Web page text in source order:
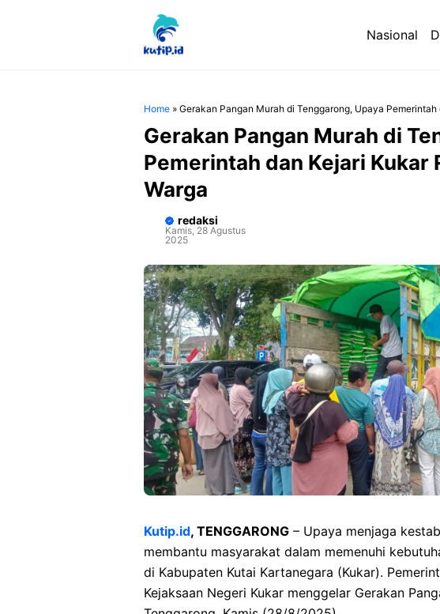
Nasional
Home » Gerakan Pangan Murah di Tenggarong, Upaya
Gerakan Pangan Murah di
Pemerintah dan Kejari Kukar
Warga
redaksi
Kamis, 28 Agustus
2025
Kutip.id, TENGGARONG – Upaya menjaga
membantu masyarakat dalam memenuhi
di Kabupaten Kutai Kartanegara (Kukar).
Kejaksaan Negeri Kukar menggelar Gerakan